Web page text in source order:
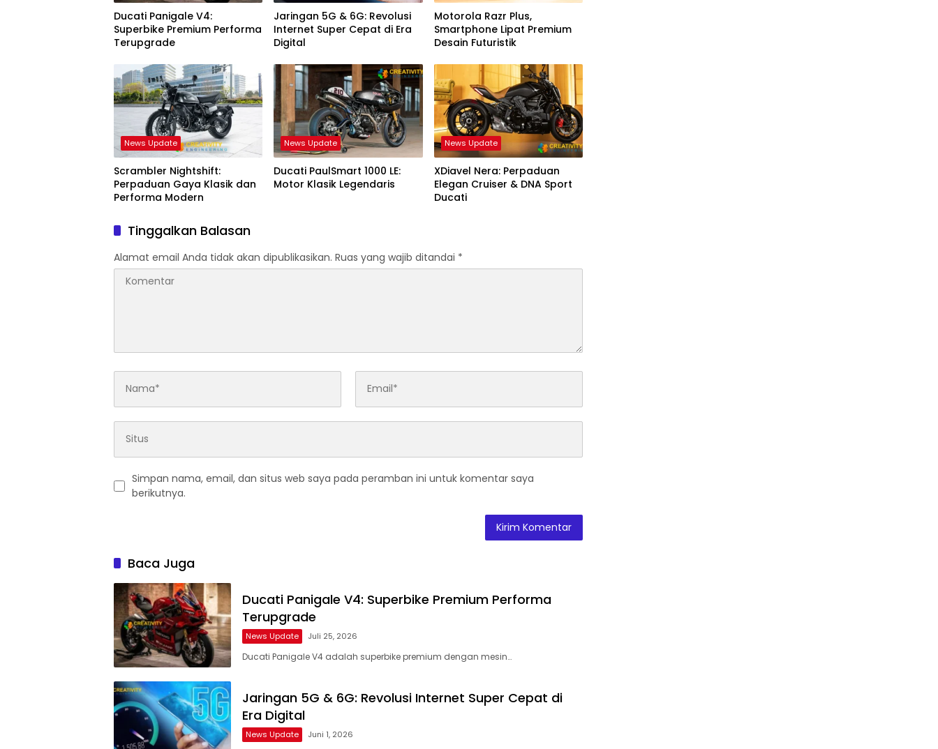
Ducati Panigale V4:
Superbike Premium Performa
Terupgrade
Jaringan 5G & 6G: Revolusi
Internet Super Cepat di Era
Digital
Motorola Razr Plus,
Smartphone Lipat Premium
Desain Futuristik
News Update
Scrambler Nightshift:
Perpaduan Gaya Klasik dan
Performa Modern
News Update
Ducati PaulSmart 1000 LE:
Motor Klasik Legendaris
News Update
XDiavel Nera: Perpaduan
Elegan Cruiser & DNA Sport
Ducati
Tinggalkan Balasan
Alamat email Anda tidak akan dipublikasikan. Ruas yang wajib ditandai *
Simpan nama, email, dan situs web saya pada peramban ini untuk komentar saya
berikutnya.
Baca Juga
Ducati Panigale V4: Superbike Premium Performa
Terupgrade
News Update Juli 25, 2026
Ducati Panigale V4 adalah superbike premium dengan mesin…
Jaringan 5G & 6G: Revolusi Internet Super Cepat di
Era Digital
News Update Juni 1, 2026